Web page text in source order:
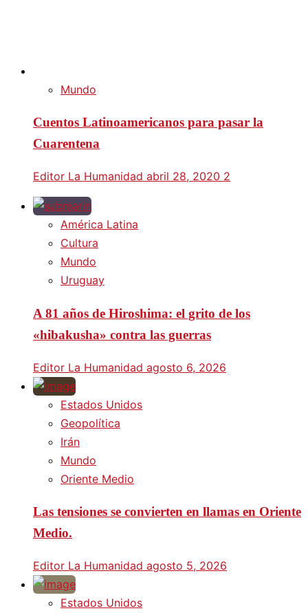
Mundo
Cuentos Latinoamericanos para pasar la
Cuarentena
Editor La Humanidad abril 28, 2020 2
América Latina
Cultura
Mundo
Uruguay
A 81 años de Hiroshima: el grito de los
«hibakusha» contra las guerras
Editor La Humanidad agosto 6, 2026
Estados Unidos
Geopolítica
Irán
Mundo
Oriente Medio
Las tensiones se convierten en llamas en Oriente
Medio.
Editor La Humanidad agosto 5, 2026
Estados Unidos